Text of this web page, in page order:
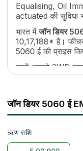
क्लच
पीटीओ एचपी
51
पीटीओ टाइप
पीटीओ स्पीड
ब्रेक
स्टीयरिंग
टर्निंग रेडियस
लंबाई
चौड़ाई
ट्रैक्टर वजन
ग्राउंड क्लीयरेंस
Equalising, Oil
actuated की सुविधा
भारत मेंजॉन डियर
10,17,188* है।
5060 ई की प्राइस
इसमें आपको 2WD
किसानों के लिए यह
जुताई, बीजो की
सकता है।
कल्टीवेटर, रोटावेटर,
सकता है।
जॉन डियर 5060 ई
ऋण राशि